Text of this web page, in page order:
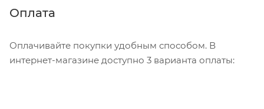
Нажмите кнопку «Оформить заказ».
Оплата
Оплачивайте покупки удобным способом. В
интернет-магазине доступно 3 варианта оплаты: